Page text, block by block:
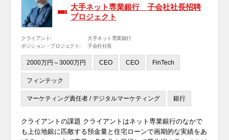
大手ネット専業銀行 子会社社長招聘
プロジェクト
クライアント:
大手ネット専業銀行
ポジション・プロジェクト:
子会社社長
2000万円～3000万円 CEO CEO FinTech
フィンテック
マーケティング責任者 / デジタルマーケティング 銀行
クライアントの課題 クライアントはネット専業銀行のなかで
も上位地銀に匹敵する預金量と住宅ローンで画期的な実績をあ